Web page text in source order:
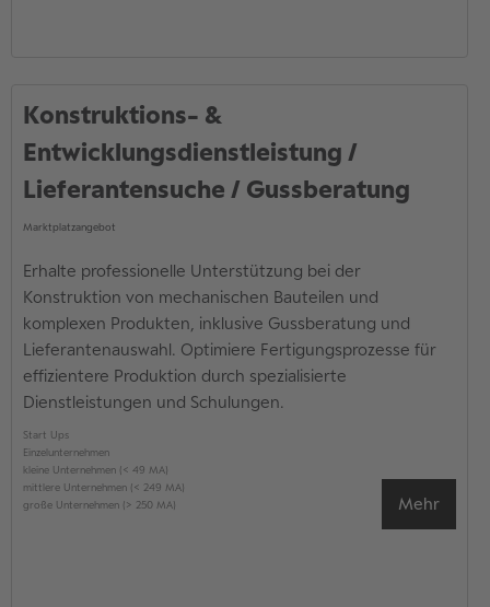
Konstruktions- &
Entwicklungsdienstleistung /
Lieferantensuche / Gussberatung
Marktplatzangebot
Erhalte professionelle Unterstützung bei der
Konstruktion von mechanischen Bauteilen und
komplexen Produkten, inklusive Gussberatung und
Lieferantenauswahl. Optimiere Fertigungsprozesse für
effizientere Produktion durch spezialisierte
Dienstleistungen und Schulungen.
Start Ups
Einzelunternehmen
kleine Unternehmen (< 49 MA)
mittlere Unternehmen (< 249 MA)
große Unternehmen (> 250 MA)
Mehr